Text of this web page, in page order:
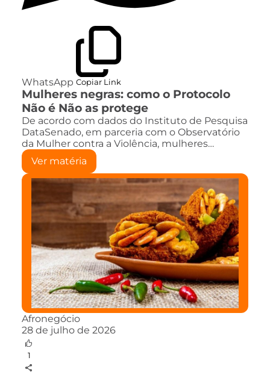
WhatsApp Copiar Link
Mulheres negras: como o Protocolo
Não é Não as protege
De acordo com dados do Instituto de Pesquisa
DataSenado, em parceria com o Observatório
da Mulher contra a Violência, mulheres…
Ver matéria
Afronegócio
28 de julho de 2026
1